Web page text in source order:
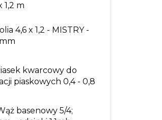
1,2 m
4,6 x 1,2 - MISTRY -
kwarcowy do
piaskowych 0,4 - 0,8
basenowy 5/4;